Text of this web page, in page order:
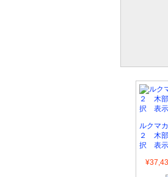
ルクマ
２ 木
択 表示